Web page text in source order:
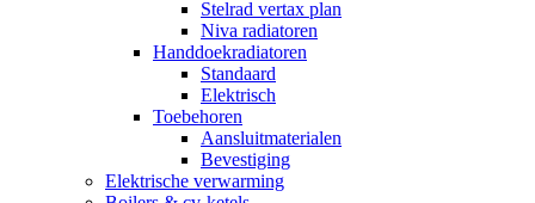
Stelrad vertax plan
Niva radiatoren
Handdoekradiatoren
Standaard
Elektrisch
Toebehoren
Aansluitmaterialen
Bevestiging
Elektrische verwarming